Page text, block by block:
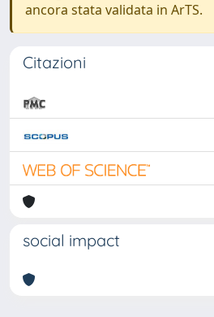
ancora stata validata in ArTS.
Citazioni
social impact